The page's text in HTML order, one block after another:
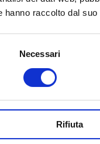
hanno raccolto dal
Necessari
Rifiuta